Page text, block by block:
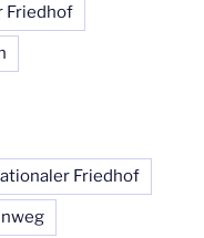
Friedhof
Friedhof